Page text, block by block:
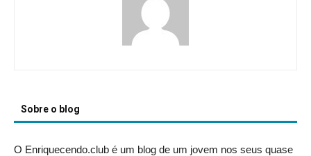
Sobre o blog
O Enriquecendo.club é um blog de um jovem nos seus quase